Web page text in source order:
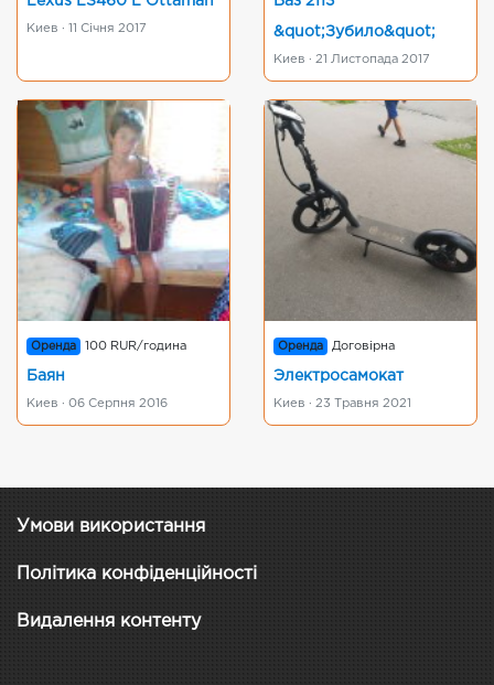
Киев · 11 Січня 2017 &quot;Зубило&quot;
Киев · 21 Листопада 2017
Оренда 100 RUR/година
Баян
Киев · 06 Серпня 2016
Оренда Договірна
Электросамокат
Киев · 23 Травня 2021
Умови використання
Політика конфіденційності
Видалення контенту